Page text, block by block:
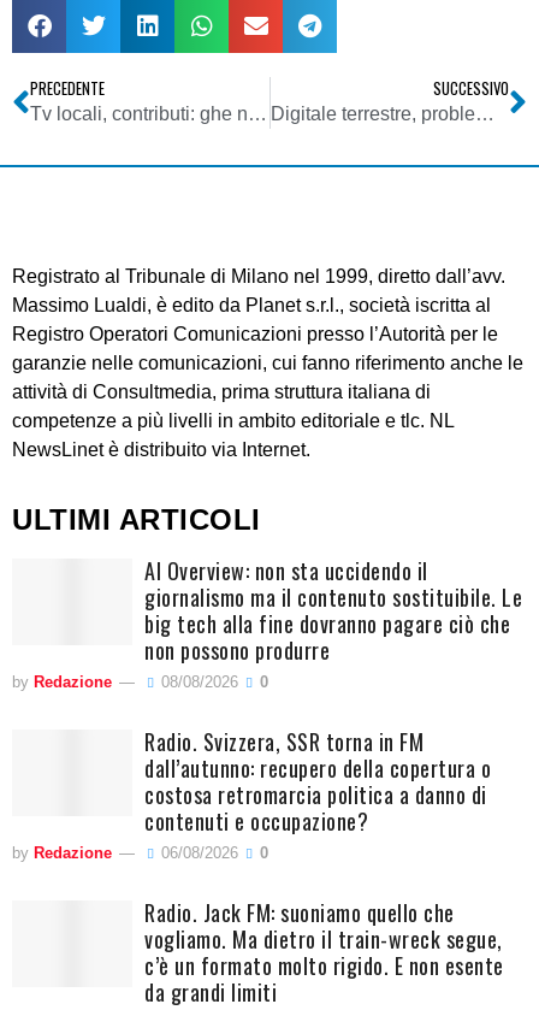
PRECEDENTE
Tv locali, contributi: ghe n’è minga. Nel 2010 fondi ridotti: cinghia tirata e valigetta in mano per gli editori
SUCCESSIVO
Digitale terrestre, problemi a non finire. Governo come orchestra sul Titanic. Ma l’importante è salvare la faccia in Europa
Registrato al Tribunale di Milano nel 1999, diretto dall’avv.
Massimo Lualdi, è edito da Planet s.r.l., società iscritta al
Registro Operatori Comunicazioni presso l’Autorità per le
garanzie nelle comunicazioni, cui fanno riferimento anche le
attività di Consultmedia, prima struttura italiana di
competenze a più livelli in ambito editoriale e tlc. NL
NewsLinet è distribuito via Internet.
ULTIMI ARTICOLI
AI Overview: non sta uccidendo il
giornalismo ma il contenuto sostituibile. Le
big tech alla fine dovranno pagare ciò che
non possono produrre
by Redazione 08/08/2026 0
Radio. Svizzera, SSR torna in FM
dall’autunno: recupero della copertura o
costosa retromarcia politica a danno di
contenuti e occupazione?
by Redazione 06/08/2026 0
Radio. Jack FM: suoniamo quello che
vogliamo. Ma dietro il train-wreck segue,
c’è un formato molto rigido. E non esente
da grandi limiti